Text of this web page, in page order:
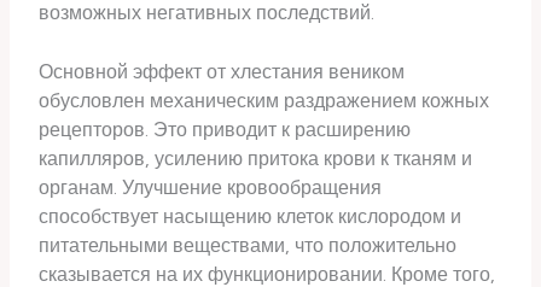
возможных негативных последствий.
Основной эффект от хлестания веником
обусловлен механическим раздражением кожных
рецепторов. Это приводит к расширению
капилляров, усилению притока крови к тканям и
органам. Улучшение кровообращения
способствует насыщению клеток кислородом и
питательными веществами, что положительно
сказывается на их функционировании. Кроме того,